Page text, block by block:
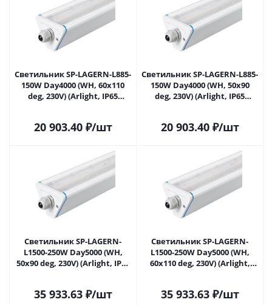
Светильник SP-LAGERN-L885-
150W Day4000 (WH, 60х110
deg, 230V) (Arlight, IP65
20 903.40₽/шт
Светильник SP-LAGERN-L885-
150W Day4000 (WH, 50х90
deg, 230V) (Arlight, IP65
20 903.40₽/шт
Светильник SP-LAGERN-
L1500-250W Day5000 (WH,
50х90 deg, 230V) (Arlight, IP65
35 933.63₽/шт
Светильник SP-LAGERN-
L1500-250W Day5000 (WH,
60х110 deg, 230V) (Arlight,
35 933.63₽/шт